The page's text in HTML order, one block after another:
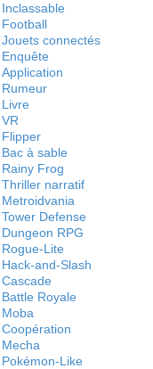
Inclassable
Football
Jouets connectés
Enquête
Application
Rumeur
Livre
VR
Flipper
Bac à sable
Rainy Frog
Thriller narratif
Metroidvania
Tower Defense
Dungeon RPG
Rogue-Lite
Hack-and-Slash
Cascade
Battle Royale
Moba
Coopération
Mecha
Pokémon-Like